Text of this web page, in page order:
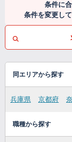
条件に
条件を変更し
同エリアから探す
兵庫県 京都府
職種から探す